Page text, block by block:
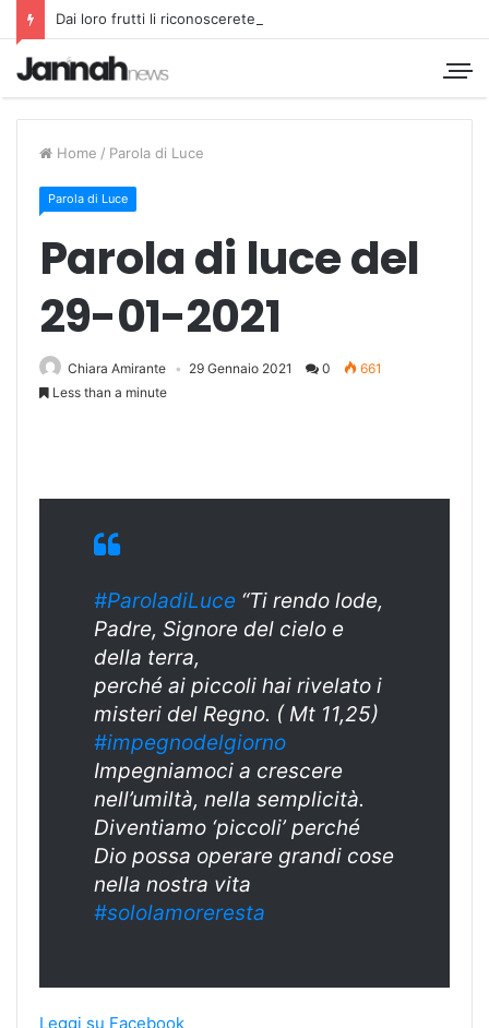
Dai loro frutti li riconoscerete
Home / Parola di Luce
Parola di Luce
Parola di luce del
29-01-2021
Chiara Amirante 29 Gennaio 2021 0
661
Less than a minute
#ParoladiLuce “Ti rendo lode,
Padre, Signore del cielo e
della terra,
perché ai piccoli hai rivelato i
misteri del Regno. ( Mt 11,25)
#impegnodelgiorno
Impegniamoci a crescere
nell’umiltà, nella semplicità.
Diventiamo ‘piccoli’ perché
Dio possa operare grandi cose
nella nostra vita
#sololamoreresta
Leggi su Facebook